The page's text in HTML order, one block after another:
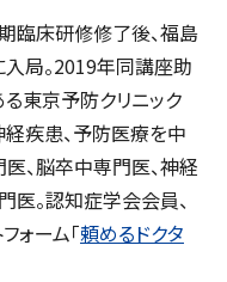
臨床研修修了後、福島
局。2019年同講座助
る東京予防クリニック
疾患、予防医療を中
、脳卒中専門医、神経
。認知症学会会員、
ォーム「頼めるドクタ